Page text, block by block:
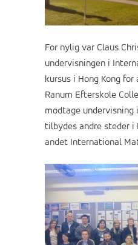
For nylig var Claus
undervisningen i
kursus i Hong Kong
Ranum Efterskole
modtage undervisning
tilbydes andre steder i
andet International